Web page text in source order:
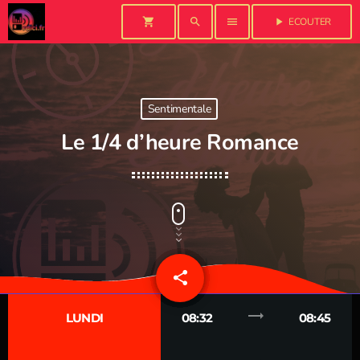
shopping_cart search menu play_arrow ECOUTER
Sentimentale
Le 1/4 d’heure Romance
share
email
LUNDI 08:32 trending_flat 08:45